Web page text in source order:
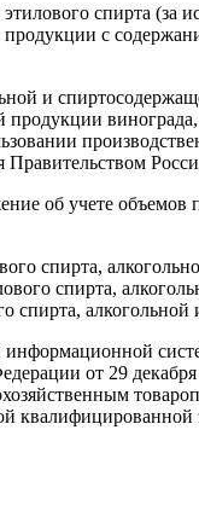
спирта (за
с
и
Правительством
об учете
спирта,
спирта,
спирта,
от 29